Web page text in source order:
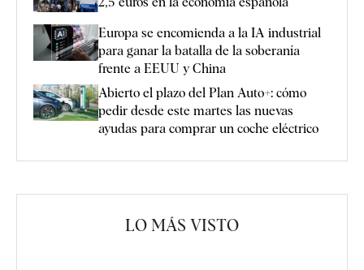
Europa se encomienda a la IA industrial
para ganar la batalla de la soberanía
frente a EEUU y China
Abierto el plazo del Plan Auto+: cómo
pedir desde este martes las nuevas
ayudas para comprar un coche eléctrico
LO MÁS VISTO